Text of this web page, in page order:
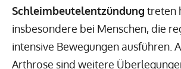
Schleimbeutelentzündung treten
insbesondere bei Menschen, die
intensive Bewegungen ausführen.
Arthrose sind weitere